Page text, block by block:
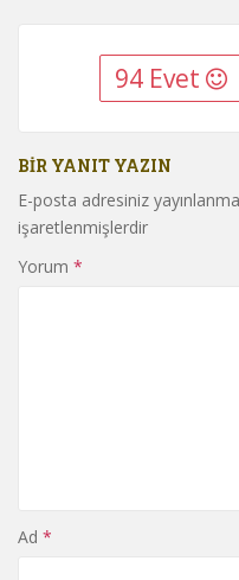
94 Evet
BIR YANIT YAZIN
E-posta adresiniz
işaretlenmişlerdir
Yorum *
Ad *